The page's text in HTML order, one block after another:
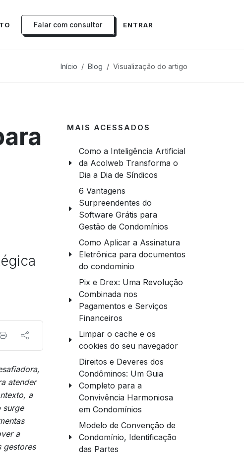
Falar com consultor ENTRAR
Início Blog Visualização do artigo
atender
a
surge
a
gestores
MAIS ACESSADOS
Como a Inteligência Artificial
da Acolweb Transforma o
Dia a Dia de Síndicos
6 Vantagens
Surpreendentes do
Software Grátis para
Gestão de Condomínios
Como Aplicar a Assinatura
Eletrônica para documentos
do condominio
Pix e Drex: Uma Revolução
Combinada nos
Pagamentos e Serviços
Financeiros
Limpar o cache e os
cookies do seu navegador
Direitos e Deveres dos
Condôminos: Um Guia
Completo para a
Convivência Harmoniosa
em Condomínios
Modelo de Convenção de
Condomínio, Identificação
das Partes